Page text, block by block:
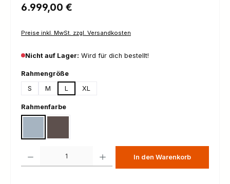
Regulärer Preis:
6.999,00 €
Preise inkl. MwSt. zzgl. Versandkosten
Nicht auf Lager: Wird für dich bestellt!
Rahmengrößeauswählen
S
M L XL
Rahmenfarbeauswählen
In den Warenkorb